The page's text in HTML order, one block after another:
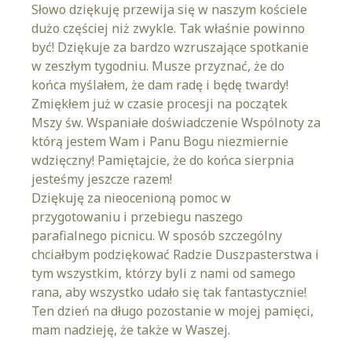
Słowo dziękuję przewija się w naszym kościele
dużo częściej niż zwykle. Tak właśnie powinno
być! Dziękuje za bardzo wzruszające spotkanie
w zeszłym tygodniu. Musze przyznać, że do
końca myślałem, że dam radę i będę twardy!
Zmiękłem już w czasie procesji na początek
Mszy św. Wspaniałe doświadczenie Wspólnoty za
którą jestem Wam i Panu Bogu niezmiernie
wdzięczny! Pamiętajcie, że do końca sierpnia
jesteśmy jeszcze razem!
Dziękuję za nieocenioną pomoc w
przygotowaniu i przebiegu naszego
parafialnego picnicu. W sposób szczególny
chciałbym podziękować Radzie Duszpasterstwa i
tym wszystkim, którzy byli z nami od samego
rana, aby wszystko udało się tak fantastycznie!
Ten dzień na długo pozostanie w mojej pamięci,
mam nadzieję, że także w Waszej.